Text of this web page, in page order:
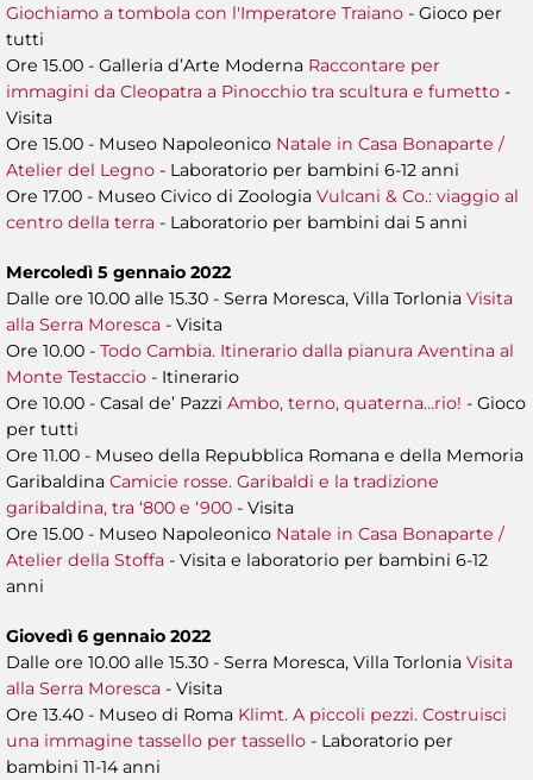
Giochiamo a tombola con l'Imperatore Traiano - Gioco per
tutti
Ore 15.00 - Galleria d’Arte Moderna Raccontare per
immagini da Cleopatra a Pinocchio tra scultura e fumetto -
Visita
Ore 15.00 - Museo Napoleonico Natale in Casa Bonaparte /
Atelier del Legno - Laboratorio per bambini 6-12 anni
Ore 17.00 - Museo Civico di Zoologia Vulcani & Co.: viaggio al
centro della terra - Laboratorio per bambini dai 5 anni
Mercoledì 5 gennaio 2022
Dalle ore 10.00 alle 15.30 - Serra Moresca, Villa Torlonia Visita
alla Serra Moresca - Visita
Ore 10.00 - Todo Cambia. Itinerario dalla pianura Aventina al
Monte Testaccio - Itinerario
Ore 10.00 - Casal de’ Pazzi Ambo, terno, quaterna…rio! - Gioco
per tutti
Ore 11.00 - Museo della Repubblica Romana e della Memoria
Garibaldina Camicie rosse. Garibaldi e la tradizione
garibaldina, tra ‘800 e ‘900 - Visita
Ore 15.00 - Museo Napoleonico Natale in Casa Bonaparte /
Atelier della Stoffa - Visita e laboratorio per bambini 6-12
anni
Giovedì 6 gennaio 2022
Dalle ore 10.00 alle 15.30 - Serra Moresca, Villa Torlonia Visita
alla Serra Moresca - Visita
Ore 13.40 - Museo di Roma Klimt. A piccoli pezzi. Costruisci
una immagine tassello per tassello - Laboratorio per
bambini 11-14 anni